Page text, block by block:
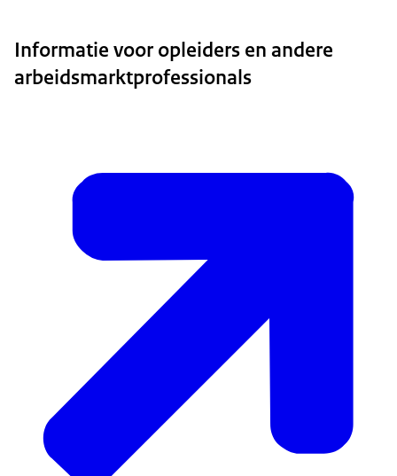
Informatie voor opleiders en andere
arbeidsmarktprofessionals